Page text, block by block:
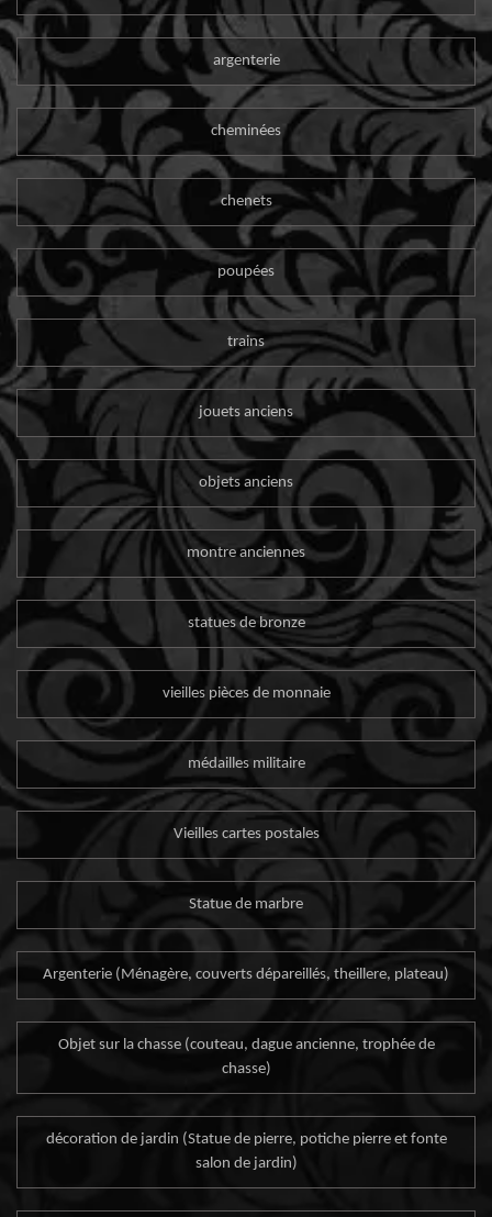
argenterie
cheminées
chenets
poupées
trains
jouets anciens
objets anciens
montre anciennes
statues de bronze
vieilles pièces de monnaie
médailles militaire
Vieilles cartes postales
Statue de marbre
Argenterie (Ménagère, couverts dépareillés, theillere, plateau)
Objet sur la chasse (couteau, dague ancienne, trophée de
chasse)
décoration de jardin (Statue de pierre, potiche pierre et fonte
salon de jardin)